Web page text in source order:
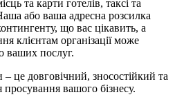
та карти готелів, таксі та
або ваша адресна розсилка
що вас цікавить, а
клієнтам організації може
ваших послуг.
– це довговічний, зносостійкий та
вашого бізнесу.